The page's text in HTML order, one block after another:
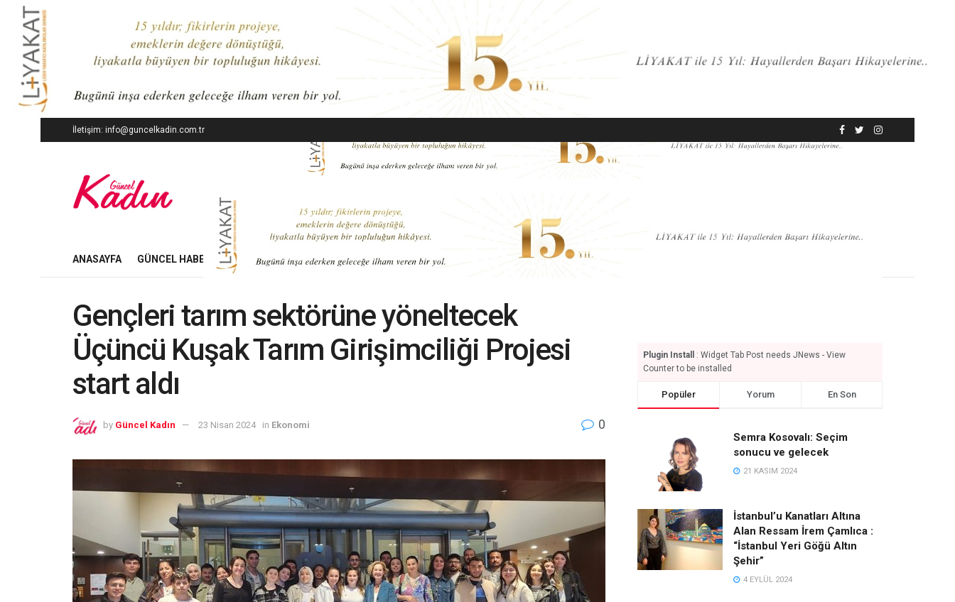
İletişim: info@guncelkadin.com.tr
ANASAYFA GÜNCEL HABERLER İŞ DÜNYASI EKONOMI MODA GÜZELLIK YAŞAM SANAT
Gençleri tarım sektörüne yöneltecek
Üçüncü Kuşak Tarım Girişimciliği Projesi
start aldı
by Güncel Kadın 23 Nisan 2024 in Ekonomi 0
Plugin Install
: Widget Tab Post needs JNews - View
Counter to be installed
Popüler Yorum En Son
Semra Kosovalı: Seçim
sonucu ve gelecek
21 KASIM 2024
İstanbul’u Kanatları Altına
Alan Ressam İrem Çamlıca :
“İstanbul Yeri Göğü Altın
Şehir”
4 EYLÜL 2024